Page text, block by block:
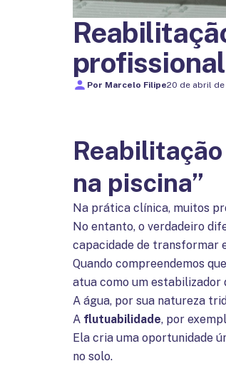
Por Marcelo Filipe20 de abril de
na piscina”
Na prática clínica, muitos
No entanto, o verdadeiro
capacidade de transformar
Quando compreendemos
atua como um estabilizador
A água, por sua natureza
A flutuabilidade, por
Ela cria uma oportunidade
no solo.